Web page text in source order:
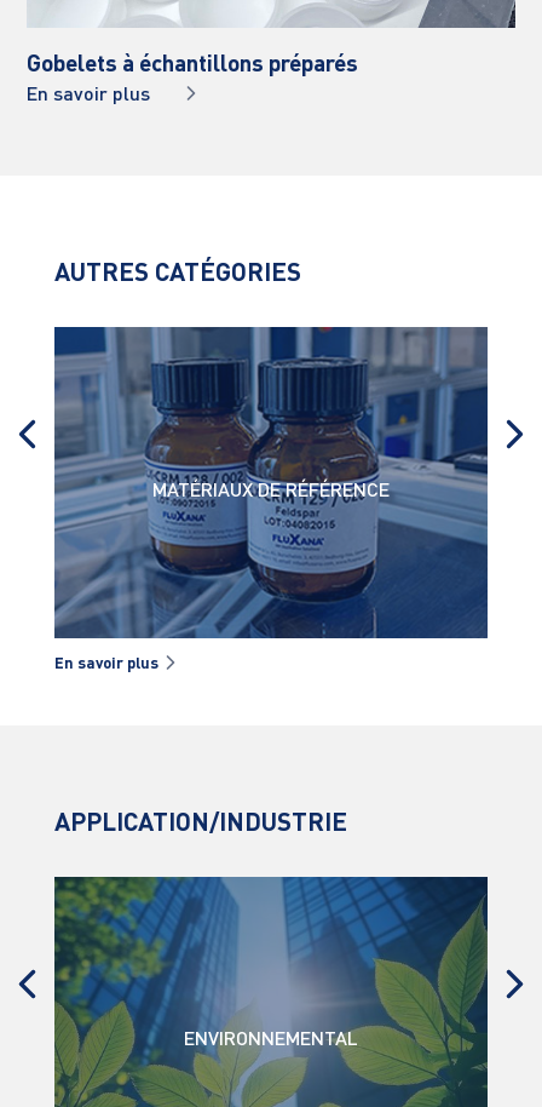
Gobelets à échantillons préparés
En savoir plus
AUTRES CATÉGORIES
MATÉRIAUX DE RÉFÉRENCE
En savoir plus
APPLICATION/INDUSTRIE
ENVIRONNEMENTAL